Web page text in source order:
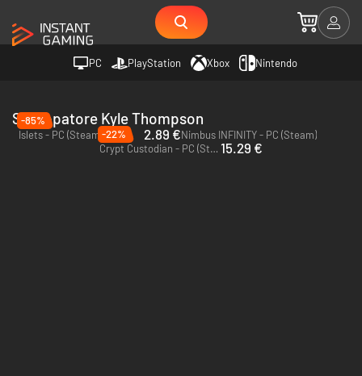
PC PlayStation Xbox Nintendo
Sviluppatore Kyle Thompson
-85%
Islets - PC (Steam)
2.89 €Nimbus INFINITY - PC (Steam)
-22%
Crypt Custodian - PC (Steam) 15.29 €